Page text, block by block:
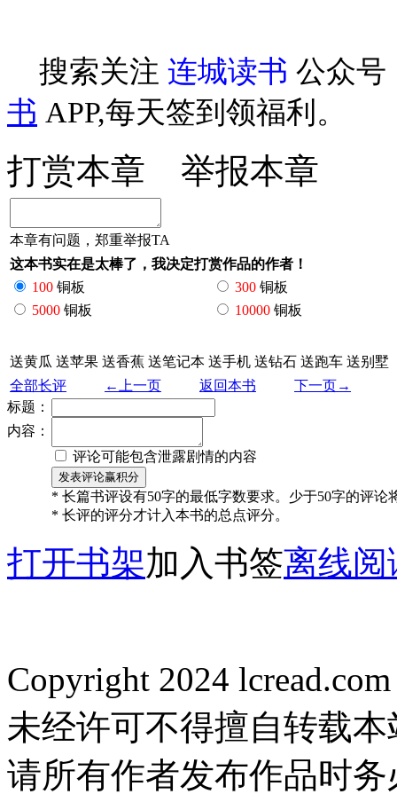
搜索关注 连城读书 公众号
书 APP,每天签到领福利。
打赏本章 举报本章
本章有问题，郑重举报TA
这本书实在是太棒了，我决定打赏作品的作者！
100 铜板 300 铜板
5000 铜板 10000 铜板
送黄瓜 送苹果 送香蕉 送笔记本 送手机 送钻石 送跑车 送别墅
全部长评
←上一页 返回本书
下一页→
标题：
内容：
评论可能包含泄露剧情的内容
* 长篇书评设有50字的最低字数要求。少于50字的评论
* 长评的评分才计入本书的总点评分。
打开书架加入书签离线阅
Copyright 2024
未经许可不得擅自转载
请所有作者发布作品时